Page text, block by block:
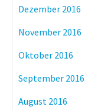
Dezember 2016
November 2016
Oktober 2016
September 2016
August 2016